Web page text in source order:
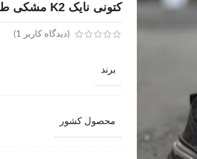
کتونی نایک K2 مشکی طوسی کد 6195
(دیدگاه کاربر 1
)
برند
محصول کشور